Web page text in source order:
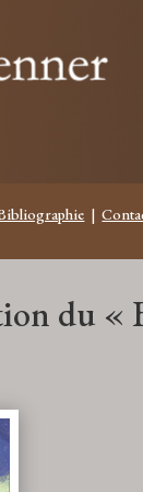
|
du «